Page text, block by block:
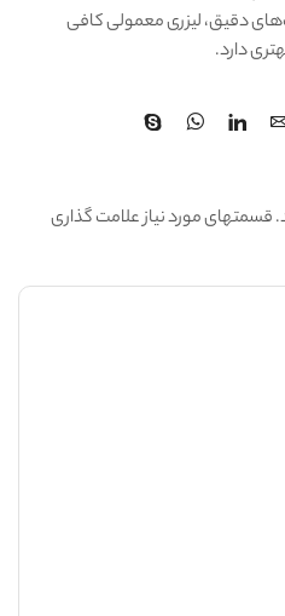
دقیق، لیزری معمولی کافی
دارد.
مورد نیاز علامت گذاری